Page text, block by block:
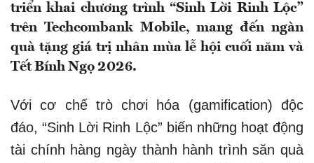
triển khai chương trình “Sinh Lời Rinh Lộc”
trên Techcombank Mobile, mang đến ngàn
quà tặng giá trị nhân mùa lễ hội cuối năm và
Tết Bính Ngọ 2026.
Với cơ chế trò chơi hóa (gamification) độc
đáo, “Sinh Lời Rinh Lộc” biến những hoạt động
tài chính hàng ngày thành hành trình săn quà